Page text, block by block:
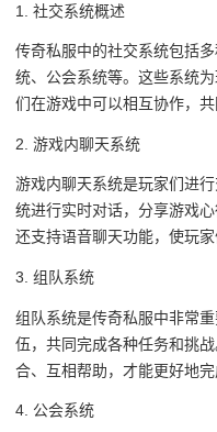
1. 社交系统概述
传奇私服中的社交系统包括
统、公会系统等。这些系统
们在游戏中可以相互协作，共
2. 游戏内聊天系统
游戏内聊天系统是玩家们进
统进行实时对话，分享游戏
还支持语音聊天功能，使玩家
3. 组队系统
组队系统是传奇私服中非常
伍，共同完成各种任务和挑
合、互相帮助，才能更好地完
4. 公会系统